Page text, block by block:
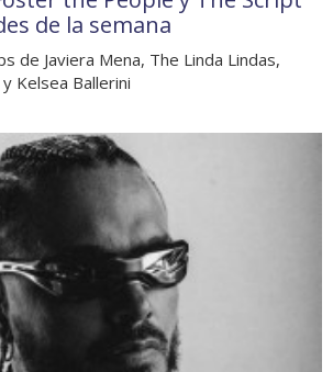
de la semana
de Javiera Mena, The Linda Lindas,
Kelsea Ballerini